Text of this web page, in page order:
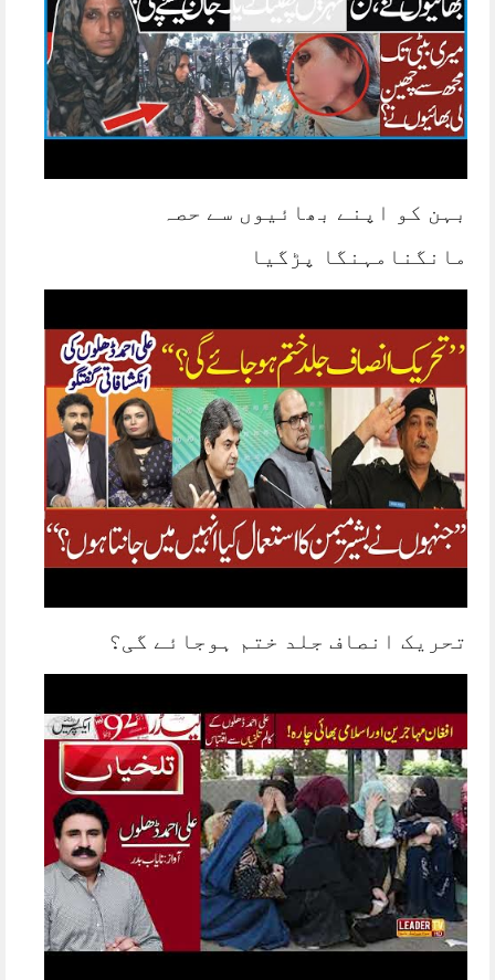
بہن کو اپنے بھائیوں سے حصہ
مانگنامہنگا پڑگیا
تحریک انصاف جلد ختم ہوجائے گی؟